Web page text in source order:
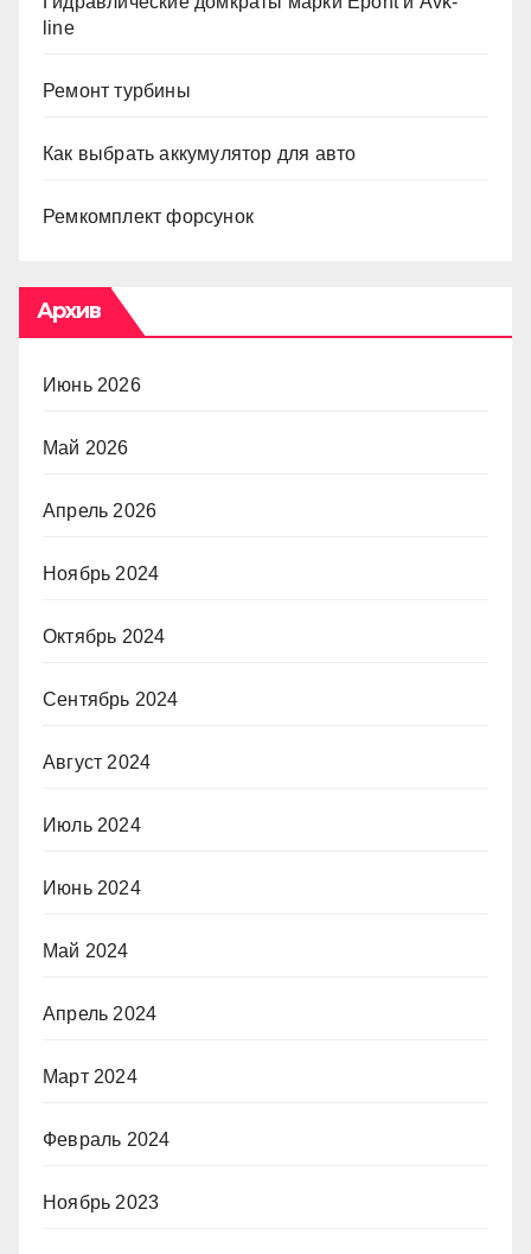
line
Ремонт турбины
Как выбрать аккумулятор для авто
Ремкомплект форсунок
Архив
Июнь 2026
Май 2026
Апрель 2026
Ноябрь 2024
Октябрь 2024
Сентябрь 2024
Август 2024
Июль 2024
Июнь 2024
Май 2024
Апрель 2024
Март 2024
Февраль 2024
Ноябрь 2023